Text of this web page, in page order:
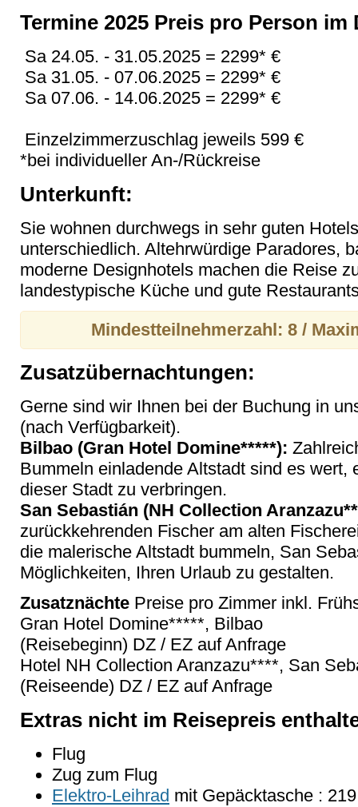
Termine 2025 Preis pro Person
Sa 24.05. - 31.05.2025 = 2299* €
Sa 31.05. - 07.06.2025 = 2299* €
Sa 07.06. - 14.06.2025 = 2299* €
Einzelzimmerzuschlag jeweils 599 €
*bei individueller An-/Rückreise
Unterkunft:
Sie wohnen durchwegs in sehr guten
unterschiedlich. Altehrwürdige Paradores,
moderne Designhotels machen die Reise
landestypische Küche und gute
Mindestteilnehmerzahl: 8 /
Zusatzübernachtungen:
Gerne sind wir Ihnen bei der Buchung in
(nach Verfügbarkeit).
Bilbao (Gran Hotel Domine*****):
Bummeln einladende Altstadt sind es wert,
dieser Stadt zu verbringen.
San Sebastián (NH Collection
zurückkehrenden Fischer am alten
die malerische Altstadt bummeln, San
Möglichkeiten, Ihren Urlaub zu gestalten.
Zusatznächte Preise pro Zimmer inkl.
Gran Hotel Domine*****, Bilbao
(Reisebeginn) DZ / EZ auf Anfrage
Hotel NH Collection Aranzazu****, San
(Reiseende) DZ / EZ auf Anfrage
Extras nicht im Reisepreis
Flug
Zug zum Flug
Elektro-Leihrad mit Gepäcktasche :